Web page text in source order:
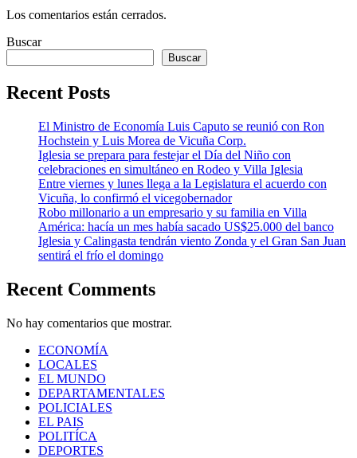
Los comentarios están cerrados.
Buscar
Buscar
Recent Posts
El Ministro de Economía Luis Caputo se reunió con Ron
Hochstein y Luis Morea de Vicuña Corp.
Iglesia se prepara para festejar el Día del Niño con
celebraciones en simultáneo en Rodeo y Villa Iglesia
Entre viernes y lunes llega a la Legislatura el acuerdo con
Vicuña, lo confirmó el vicegobernador
Robo millonario a un empresario y su familia en Villa
América: hacía un mes había sacado US$25.000 del banco
Iglesia y Calingasta tendrán viento Zonda y el Gran San Juan
sentirá el frío el domingo
Recent Comments
No hay comentarios que mostrar.
ECONOMÍA
LOCALES
EL MUNDO
DEPARTAMENTALES
POLICIALES
EL PAIS
POLITÍCA
DEPORTES